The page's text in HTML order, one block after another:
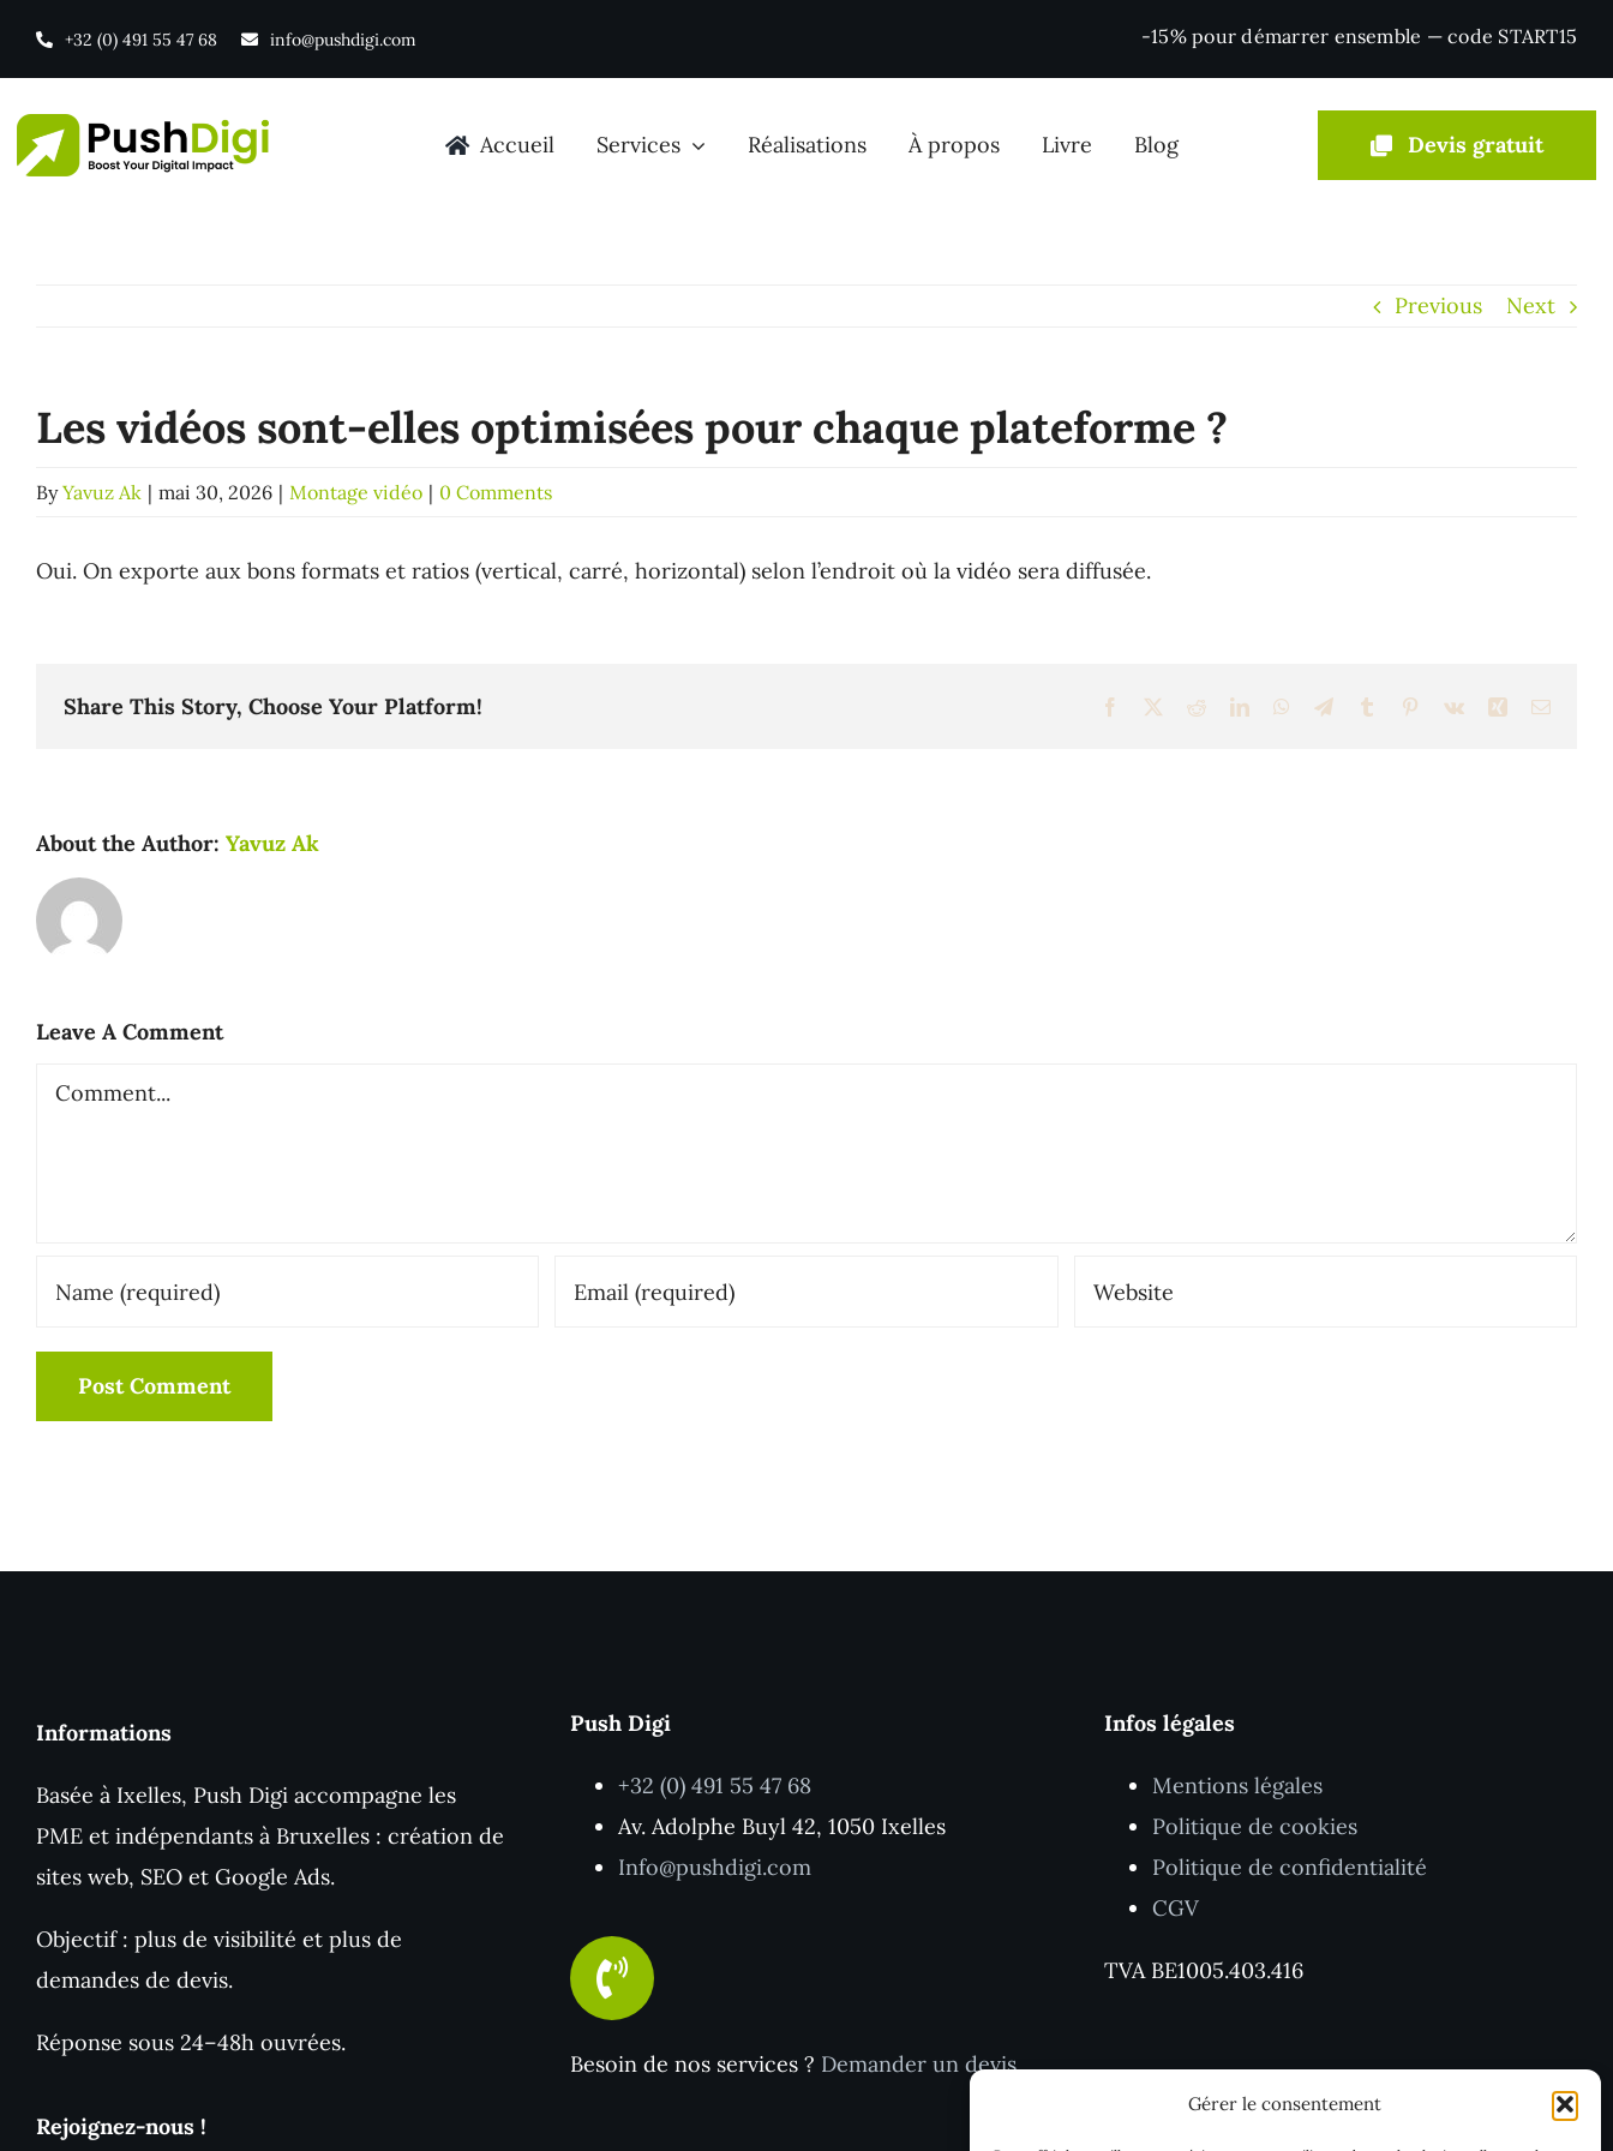
Gérer le consentement
+32 (0) 491 55 47 68 info@pushdigi.com -15% pour démarrer ensemble — code START15
Accueil Services
Référencement payant SEA Montage vidéo
Réalisations À propos Livre Blog Devis gratuit
Previous Next
Les vidéos sont-elles optimisées pour chaque plateforme ?
ByYavuz Ak | mai 30, 2026 | Montage vidéo | 0 Comments
Oui. On exporte aux bons formats et ratios (vertical, carré, horizontal) selon l’endroit où la vidéo sera diffusée.
Share This Story, Choose Your Platform! Facebook RedditLinkedInWhatsApp
TelegramTumblr Pinterest
Vk Xing Email
About the Author: Yavuz Ak
Leave A Comment
Comment
Informations
Basée à Ixelles, Push Digi accompagne les
PME et indépendants à Bruxelles : création de
sites web, SEO et Google Ads.
Objectif : plus de visibilité et plus de
demandes de devis.
Réponse sous 24–48h ouvrées.
Rejoignez-nous !
Push Digi
+32 (0) 491 55 47 68
Av. Adolphe Buyl 42, 1050 Ixelles
Info@pushdigi.com
Besoin de nos services ? Demander un devis.
Infos légales
Mentions légales
Politique de cookies
Politique de confidentialité
CGV
TVA BE1005.403.416